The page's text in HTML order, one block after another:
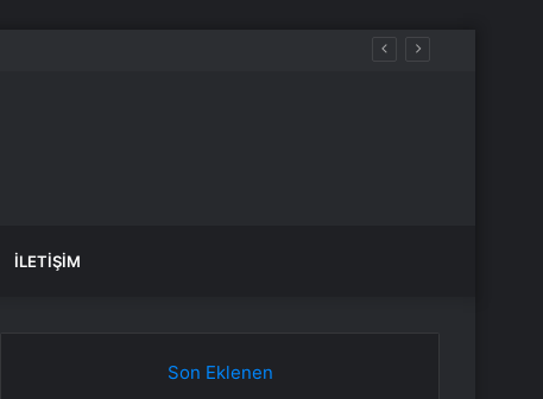
İLETIŞIM
Son Eklenen